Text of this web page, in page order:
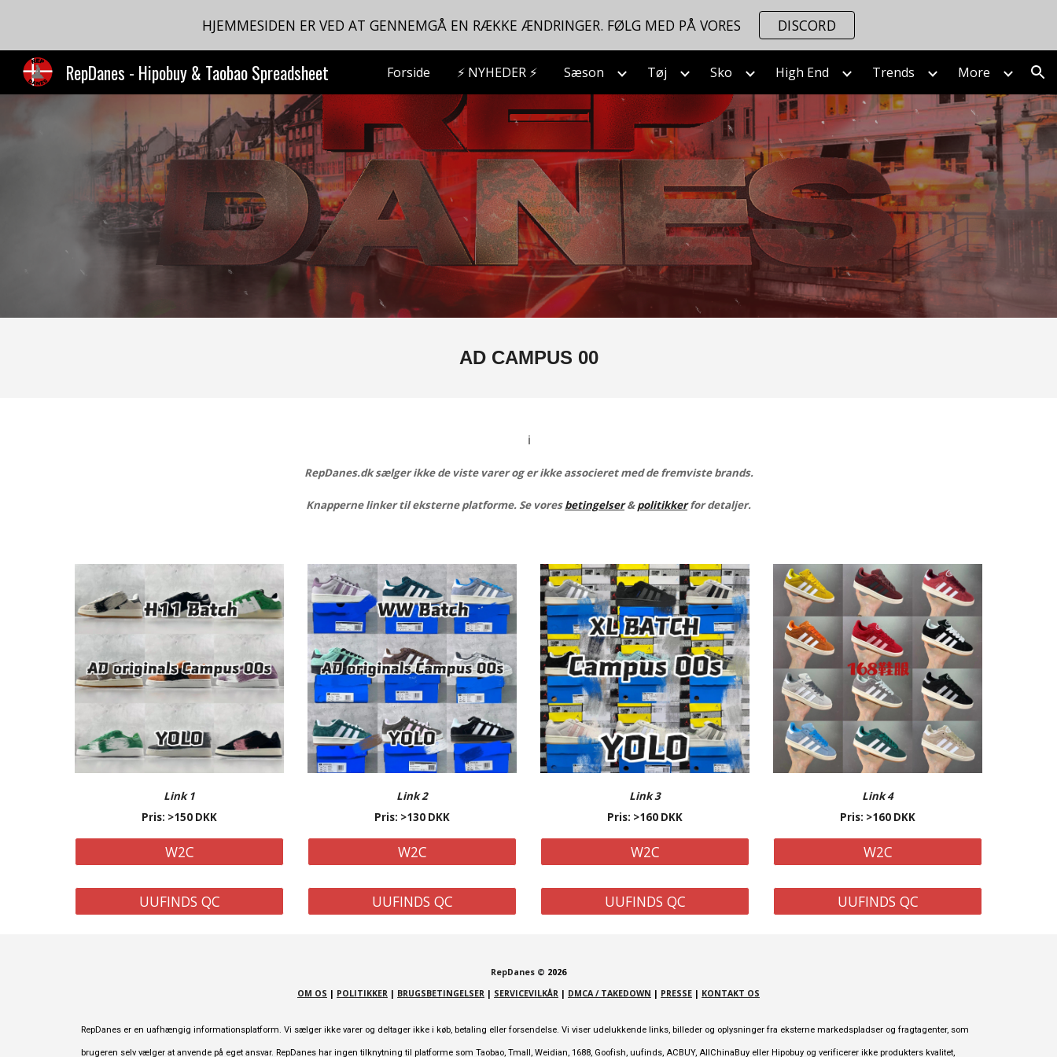
Skip to main content Skip to navigation
HJEMMESIDEN ER VED AT GENNEMGÅ EN RÆKKE ÆNDRINGER. FØLG MED PÅ VORES DISCORD
RepDanes - Hipobuy & Taobao Spreadsheet Forside ⚡ NYHEDER ⚡ Sæson Tøj Sko High End Trends More
AD CAMPUS 00
ℹ️
RepDanes.dk sælger ikke de viste varer og er ikke associeret med de fremviste brands.
Knapperne linker til eksterne platforme. Se vores betingelser& politikkerfor detaljer.
Link 1
Pris: >150 DKK
W2C
UUFINDS QC
Link 2
Pris: >130 DKK
W2C
UUFINDS QC
Link 3
Pris: >160 DKK
W2C
UUFINDS QC
Link 4
Pris: >160 DKK
W2C
UUFINDS QC
RepDanes © 2026
OM OS | POLITIKKER | BRUGSBETINGELSER | SERVICEVILKÅR | DMCA / TAKEDOWN | PRESSE | KONTAKT OS
RepDanes er en uafhængig informationsplatform. Vi sælger ikke varer og deltager ikke i køb, betaling eller forsendelse. Vi viser udelukkende links, billeder og oplysninger fra eksterne markedspladser og fragtagenter, som
brugeren selv vælger at anvende på eget ansvar. RepDanes har ingen tilknytning til platforme som Taobao, Tmall, Weidian, 1688, Goofish, uufinds, ACBUY, AllChinaBuy eller Hipobuy og verificerer ikke produkters kvalitet,